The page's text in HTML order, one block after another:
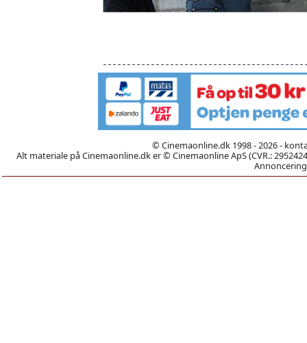
© Cinemaonline.dk 1998 - 2026 -
Alt materiale på Cinemaonline.dk er © Cinemaonline ApS (CVR.: